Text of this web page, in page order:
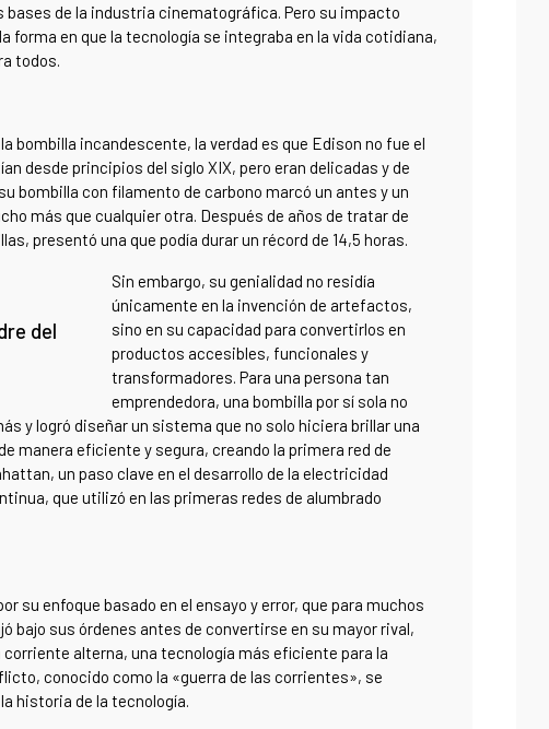
de la industria cinematográfica. Pero su impacto
en que la tecnología se integraba en la vida cotidiana,
todos.
bombilla incandescente, la verdad es que Edison no fue el
desde principios del siglo XIX, pero eran delicadas y de
bombilla con filamento de carbono marcó un antes y un
más que cualquier otra. Después de años de tratar de
presentó una que podía durar un récord de 14,5 horas.
del
Sin embargo, su genialidad no residía
únicamente en la invención de artefactos,
sino en su capacidad para convertirlos en
productos accesibles, funcionales y
transformadores. Para una persona tan
emprendedora, una bombilla por sí sola no
y logró diseñar un sistema que no solo hiciera brillar una
manera eficiente y segura, creando la primera red de
un paso clave en el desarrollo de la electricidad
que utilizó en las primeras redes de alumbrado
su enfoque basado en el ensayo y error, que para muchos
bajo sus órdenes antes de convertirse en su mayor rival,
alterna, una tecnología más eficiente para la
conocido como la «guerra de las corrientes», se
historia de la tecnología.